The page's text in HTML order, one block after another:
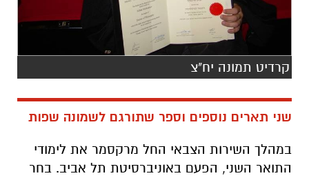
קרדיט תמונה יח"צ
שני תארים נוספים וספר שתורגם לשמונה שפות
במהלך השירות הצבאי החל מרקסמר את לימודי
התואר השני, הפעם באוניברסיטת תל אביב. בחר